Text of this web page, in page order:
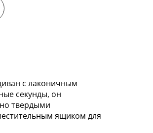
с лаконичным
секунды, он
твердыми
ящиком для